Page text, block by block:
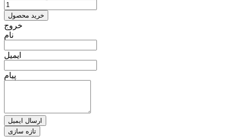
خرید محصول
خروج
نام
ایمیل
پیام
ارسال ایمیل